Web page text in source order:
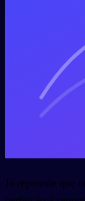
Já reparaste que